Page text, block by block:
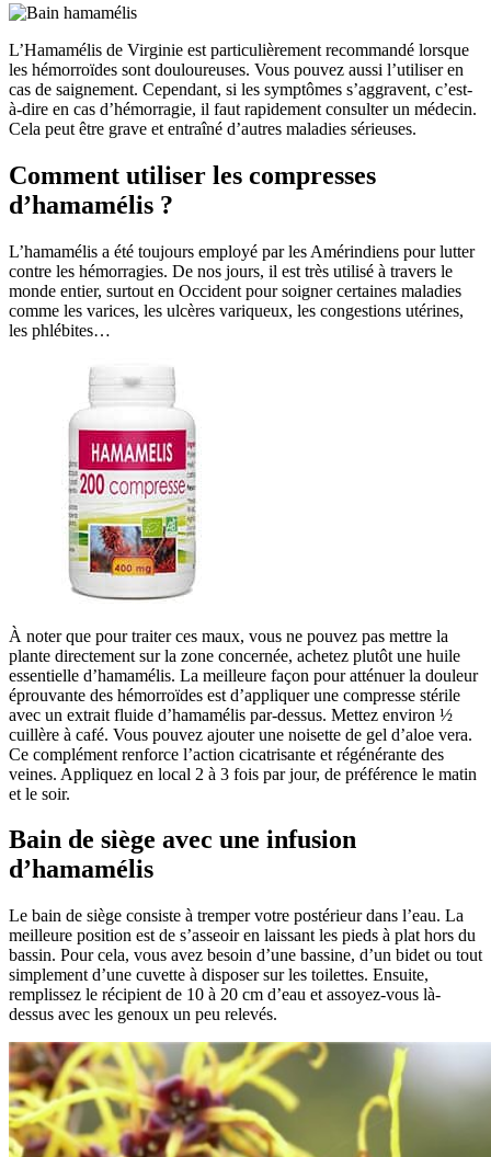
L’Hamamélis de Virginie est particulièrement recommandé lorsque
les hémorroïdes sont douloureuses. Vous pouvez aussi l’utiliser en
cas de saignement. Cependant, si les symptômes s’aggravent, c’est-
à-dire en cas d’hémorragie, il faut rapidement consulter un médecin.
Cela peut être grave et entraîné d’autres maladies sérieuses.
Comment utiliser les compresses
d’hamamélis ?
L’hamamélis a été toujours employé par les Amérindiens pour lutter
contre les hémorragies. De nos jours, il est très utilisé à travers le
monde entier, surtout en Occident pour soigner certaines maladies
comme les varices, les ulcères variqueux, les congestions utérines,
les phlébites…
À noter que pour traiter ces maux, vous ne pouvez pas mettre la
plante directement sur la zone concernée, achetez plutôt une huile
essentielle d’hamamélis. La meilleure façon pour atténuer la douleur
éprouvante des hémorroïdes est d’appliquer une compresse stérile
avec un extrait fluide d’hamamélis par-dessus. Mettez environ ½
cuillère à café. Vous pouvez ajouter une noisette de gel d’aloe vera.
Ce complément renforce l’action cicatrisante et régénérante des
veines. Appliquez en local 2 à 3 fois par jour, de préférence le matin
et le soir.
Bain de siège avec une infusion
d’hamamélis
Le bain de siège consiste à tremper votre postérieur dans l’eau. La
meilleure position est de s’asseoir en laissant les pieds à plat hors du
bassin. Pour cela, vous avez besoin d’une bassine, d’un bidet ou tout
simplement d’une cuvette à disposer sur les toilettes. Ensuite,
remplissez le récipient de 10 à 20 cm d’eau et assoyez-vous là-
dessus avec les genoux un peu relevés.